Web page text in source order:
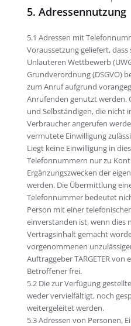
5. Adressennutzung
5.1 Adressen mit
Voraussetzung geliefert, dass
Unlauteren Wettbewerb
Grundverordnung (DSGVO)
zum Anruf aufgrund
Anrufenden genutzt werden.
und Selbständigen, die nicht
Verbraucher angerufen
vermutete Einwilligung
Liegt keine Einwilligung in
Telefonnummern nur zu
Ergänzungszwecken der
werden. Die Übermittlung
Telefonnummer bedeutet
Person mit einer
einverstanden ist, wenn dies
Vertragsinhalt gemacht
vorgenommenen
Auftraggeber TARGETER
Betroffener frei.
5.2 Die zur Verfügung
weder vervielfältigt, noch
weitergeleitet werden.
5.3 Adressen von Personen,